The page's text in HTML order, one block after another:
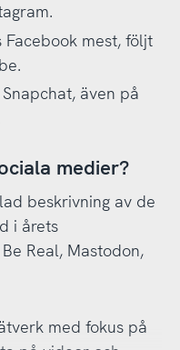
Facebook mest, följt
även på
medier?
beskrivning av de
i årets
Real, Mastodon,
med fokus på